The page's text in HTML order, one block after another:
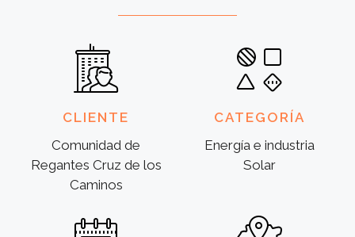
CLIENTE
Comunidad de
Regantes Cruz de los
Caminos
CATEGORÍA
Energía e industria
Solar